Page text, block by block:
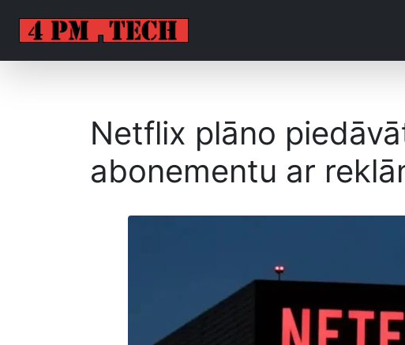
Netflix plāno
abonementu ar